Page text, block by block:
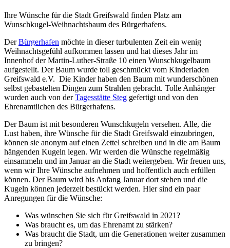
Ihre Wünsche für die Stadt Greifswald finden Platz am
Wunschkugel-Weihnachtsbaum des Bürgerhafens.
DerBürgerhafen möchte in dieser turbulenten Zeit ein wenig
Weihnachtsgefühl aufkommen lassen und hat dieses Jahr im
Innenhof der Martin-Luther-Straße 10 einen Wunschkugelbaum
aufgestellt. Der Baum wurde toll geschmückt vom Kinderladen
Greifswald e.V. Die Kinder haben den Baum mit wunderschönen
selbst gebastelten Dingen zum Strahlen gebracht. Tolle Anhänger
wurden auch von derTagesstätte Steg gefertigt und von den
Ehrenamtlichen des Bürgerhafens.
Der Baum ist mit besonderen Wunschkugeln versehen. Alle, die
Lust haben, ihre Wünsche für die Stadt Greifswald einzubringen,
können sie anonym auf einen Zettel schreiben und in die am Baum
hängenden Kugeln legen. Wir werden die Wünsche regelmäßig
einsammeln und im Januar an die Stadt weitergeben. Wir freuen uns,
wenn wir Ihre Wünsche aufnehmen und hoffentlich auch erfüllen
können. Der Baum wird bis Anfang Januar dort stehen und die
Kugeln können jederzeit bestückt werden. Hier sind ein paar
Anregungen für die Wünsche:
Was wünschen Sie sich für Greifswald in 2021?
Was braucht es, um das Ehrenamt zu stärken?
Was braucht die Stadt, um die Generationen weiter zusammen
zu bringen?